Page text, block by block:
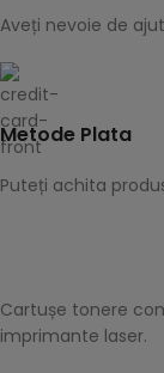
Aveți nevoie de
Metode Plata
Puteți achita
Cartușe tonere
imprimante laser.